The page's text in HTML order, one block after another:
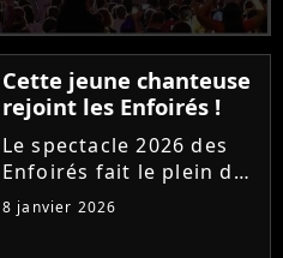
Cette jeune chanteuse
rejoint les Enfoirés !
Le spectacle 2026 des
Enfoirés fait le plein de
recrues. Après Helena
ou Marine, une jeune
8 janvier 2026